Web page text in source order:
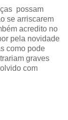
possam
se arriscarem
acredito no
pela novidade
como pode
m graves
com